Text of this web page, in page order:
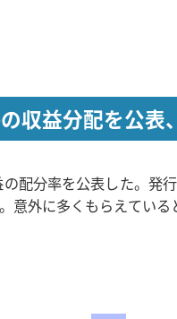
収益分配を公表
配分率を公表した。発
意外に多くもらえている